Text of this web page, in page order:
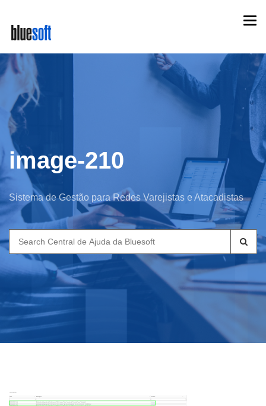
main
content
image-210
Sistema de Gestão para Redes Varejistas e Atacadistas
Search
for: